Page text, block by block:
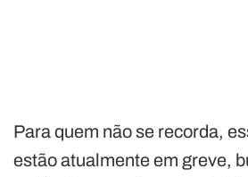
Para quem não se recorda,
estão atualmente em greve,